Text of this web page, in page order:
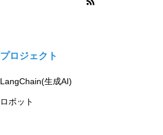
プロジェクト
LangChain(生成AI)
ロボット